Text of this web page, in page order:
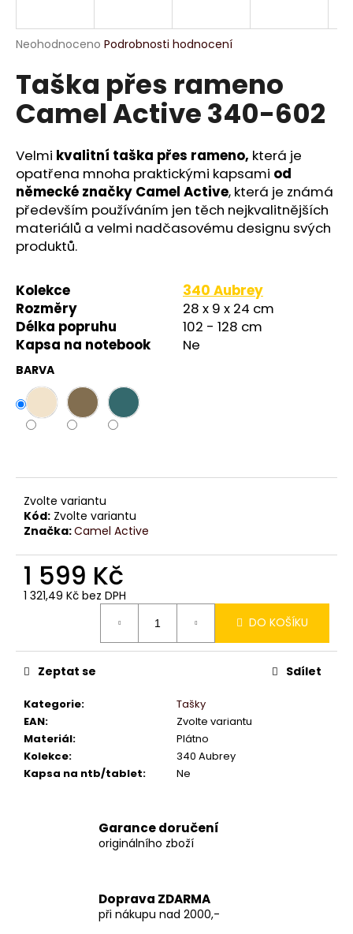
Průměrné
produktu
0,0
z
hvězdiček.
Neohodnoceno Podrobnosti hodnocení
Taška přes rameno
Camel Active 340-602
Velmi kvalitní taška přes rameno, která je
opatřena mnoha praktickými kapsami od
německé značky Camel Active, která je známá
především používáním jen těch nejkvalitnějších
materiálů a velmi nadčasovému designu svých
produktů.
Kolekce
340 Aubrey
Rozměry
28 x 9 x 24 cm
Délka popruhu
102 - 128 cm
Kapsa na notebook
Ne
BARVA
Zvolte variantu
Kód: Zvolte variantu
Značka:Camel Active
1 599 Kč
1 321,49 Kč bez DPH
DO KOŠÍKU
Kategorie:
Tašky
EAN:
Zvolte variantu
Materiál:
Plátno
Kolekce:
340 Aubrey
Kapsa na ntb/tablet: Ne
Zeptat se Sdílet
Garance doručení
originálního zboží
Doprava ZDARMA
při nákupu nad 2000,-
j
t
?
HLEDAT
D
p
o
r
u
č
u
e
m